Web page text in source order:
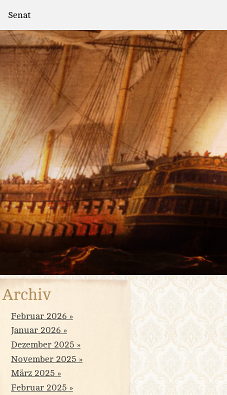
Senat
Archiv
Februar 2026
Januar 2026
Dezember 2025
November 2025
März 2025
Februar 2025